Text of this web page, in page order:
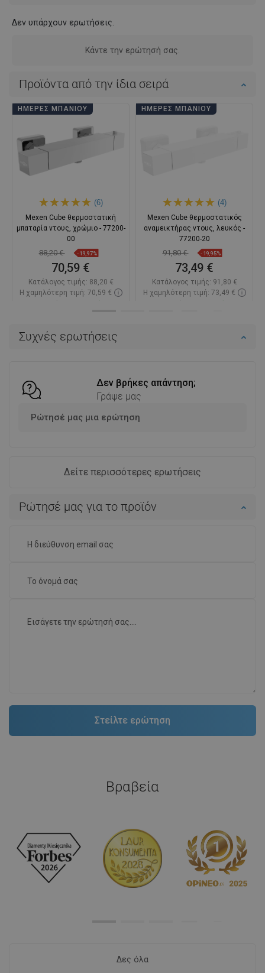
Συχνές ερωτήσεις
Δεν βρήκες απάντηση;
Γράψε μας
Ρώτησέ μας μια ερώτηση
Δείτε περισσότερες ερωτήσεις
Δεν υπάρχουν ερωτήσεις.
Κάντε την ερώτησή σας.
Ρώτησέ μας για το προϊόν
Προϊόντα από την ίδια σειρά
ΗΜΈΡΕΣ ΜΠΆΝΙΟΥ
(6)
Mexen Cube θερμοστατική
μπαταρία ντους, χρώμιο - 77200-
00
88,20 € -19,97%
70,59 €
Κατάλογος τιμής: 88,20 €
Η χαμηλότερη τιμή: 70,59 €
ΗΜΈΡΕΣ ΜΠΆΝΙΟΥ
(4)
Mexen Cube θερμοστατικός
αναμεικτήρας ντους, λευκός -
77200-20
91,80 € -19,95%
73,49 €
Κατάλογος τιμής: 91,80 €
Η χαμηλότερη τιμή: 73,49 €
Βραβεία
Δες όλα